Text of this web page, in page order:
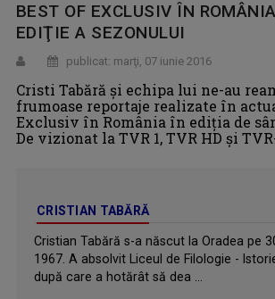
BEST OF EXCLUSIV ÎN
EDIŢIE A SEZONULUI
publicat: marţi, 07 iunie 2016
Cristi Tabără şi echipa lui ne-au
frumoase reportaje realizate în
Exclusiv în România în ediţia de
De vizionat la TVR 1, TVR HD şi
CRISTIAN TABĂRĂ
Cristian Tabără s-a născut la Oradea pe
1967. A absolvit Liceul de Filologie -
după care a hotărât să dea ...